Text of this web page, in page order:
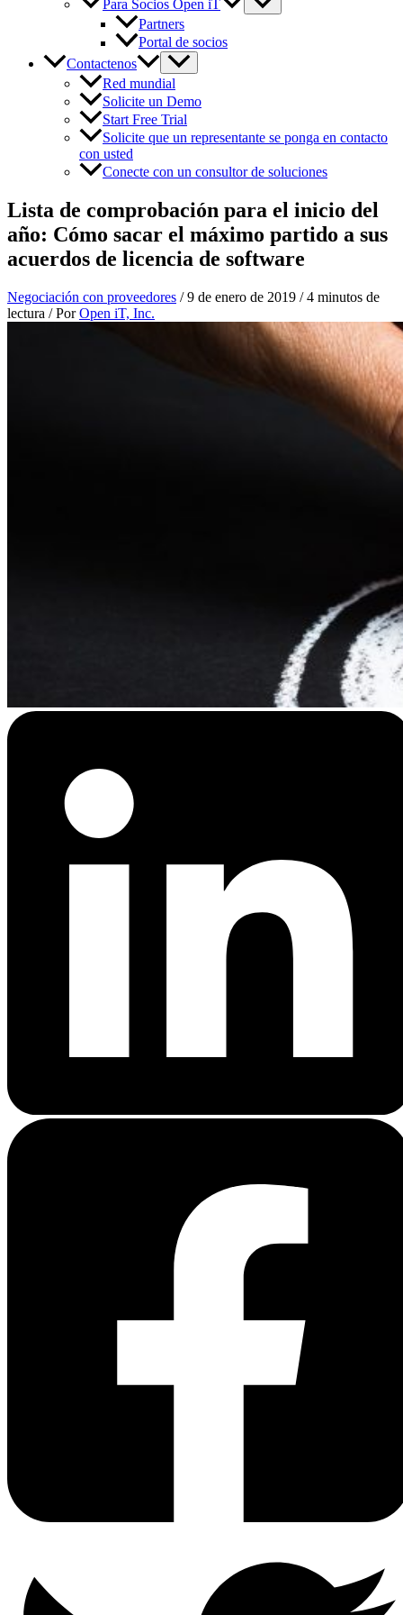
Para Socios Open iT
Partners
Portal de socios
Contactenos
Red mundial
Solicite un Demo
Start Free Trial
Solicite que un representante se ponga en contacto
con usted
Conecte con un consultor de soluciones
Lista de comprobación para el inicio del
año: Cómo sacar el máximo partido a sus
acuerdos de licencia de software
Negociación con proveedores /9 de enero de 2019 /4 minutos de
lectura / PorOpen iT, Inc.